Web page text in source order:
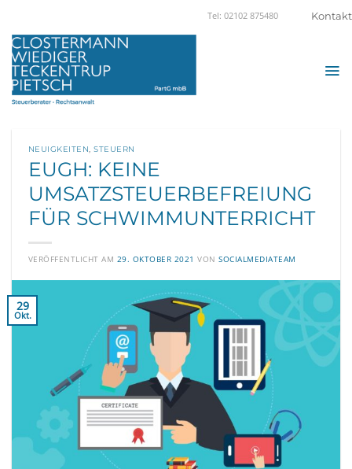
Inhalt
springen
Tel: 02102 875480 Kontakt
NEUIGKEITEN ,STEUERN
EUGH: KEINE
UMSATZSTEUERBEFREIUNG
FÜR SCHWIMMUNTERRICHT
VERÖFFENTLICHT AM 29. OKTOBER 2021 VONSOCIALMEDIATEAM
29
Okt.